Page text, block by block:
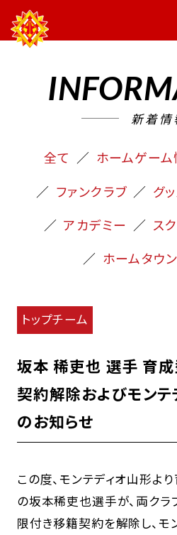
新着情
全て ホームゲー
ファンクラブ
グ
アカデミー
ス
ホームタウン
トップチーム
坂本 稀吏也 選手 育
契約解除およびモン
のお知らせ
この度、モンテディオ山形よ
の坂本稀吏也選手が、両ク
限付き移籍契約を解除し、モ